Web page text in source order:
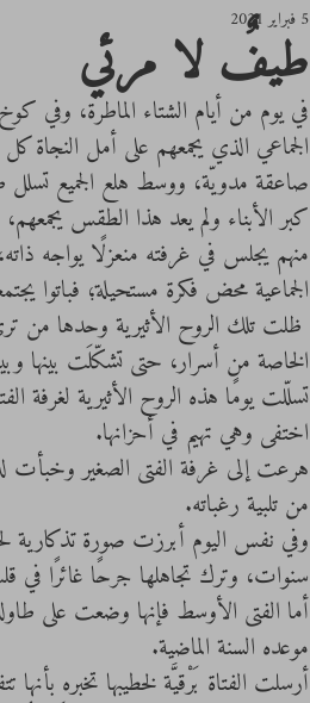
طيفٌ لا مرئي5 فبراير 2021
في يوم من أيام الشتاء الماطرة،
الجماعي الذي يجمعهم على أمل
صاعقة مدويّة، ووسط هلع الجميع
كبر الأبناء ولم يعد هذا الطقس
منهم يجلس في غرفته منعزلًا يواجه
الجماعية محض فكرة مستحيلة؛ فباتوا
ظلت تلك الروح الأثيرية وحدها من
الخاصة من أسرار، حتى تشكّلَت بينها
تسلّلت يومًا هذه الروح الأثيرية
اختفى وهي تهيم في أحزانها.
هرعت إلى غرفة الفتى الصغير وخبأت له
من تلبية رغباته.
وفي نفس اليوم أبرزت صورة تذكارية
سنوات، وترك تجاهلها جرحًا غائرًا في
أما الفتى الأوسط فإنها وضعت على
موعده السنة الماضية.
أرسلت الفتاة بَرْقيَّة لخطيبها تخبره